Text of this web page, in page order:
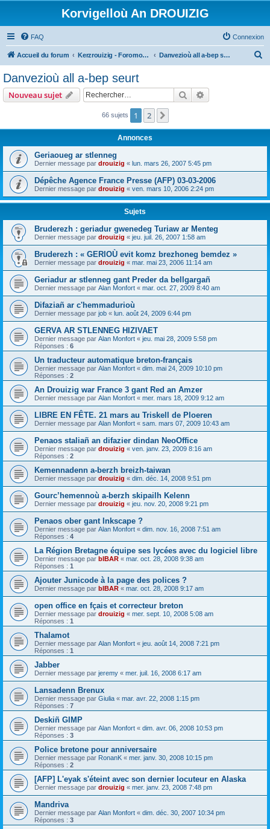
Korvigelloù An DROUIZIG
FAQ Connexion
Accueil du forum Kerzrouizig - Foromoù An Drouizig Danvezioù all a-bep seurt
e
Danvezioù all a-bep seurt
Nouveau sujet Rechercher
66 sujets 1 2
Annonces
Geriaoueg ar stlenneg
Dernier message par drouizig « lun. mars 26, 2007 5:45 pm
Dépêche Agence France Presse (AFP) 03-03-2006
Dernier message par drouizig « ven. mars 10, 2006 2:24 pm
Sujets
Bruderezh : geriadur gwenedeg Turiaw ar Menteg
Dernier message par drouizig « jeu. juil. 26, 2007 1:58 am
Bruderezh : « GERIOÙ evit komz brezhoneg bemdez »
Dernier message par drouizig « mar. mai 23, 2006 11:14 am
Geriadur ar stlenneg gant Preder da bellgargañ
Dernier message par Alan Monfort « mar. oct. 27, 2009 8:40 am
Difaziañ ar c'hemmadurioù
Dernier message par job « lun. août 24, 2009 6:44 pm
GERVA AR STLENNEG HIZIVAET
Dernier message par Alan Monfort « jeu. mai 28, 2009 5:58 pm
Réponses : 6
Un traducteur automatique breton-français
Dernier message par Alan Monfort « dim. mai 24, 2009 10:10 pm
Réponses : 2
An Drouizig war France 3 gant Red an Amzer
Dernier message par Alan Monfort « mer. mars 18, 2009 9:12 am
LIBRE EN FÊTE. 21 mars au Triskell de Ploeren
Dernier message par Alan Monfort « sam. mars 07, 2009 10:43 am
Penaos staliañ an difazier dindan NeoOffice
Dernier message par drouizig « ven. janv. 23, 2009 8:16 am
Réponses : 2
Kemennadenn a-berzh breizh-taiwan
Dernier message par drouizig « dim. déc. 14, 2008 9:51 pm
Gourc’hemennoù a-berzh skipailh Kelenn
Dernier message par drouizig « jeu. nov. 20, 2008 9:21 pm
Penaos ober gant Inkscape ?
Dernier message par Alan Monfort « dim. nov. 16, 2008 7:51 am
Réponses : 4
La Région Bretagne équipe ses lycées avec du logiciel libre
Dernier message par bIBAR « mar. oct. 28, 2008 9:38 am
Réponses : 1
Ajouter Junicode à la page des polices ?
Dernier message par bIBAR « mar. oct. 28, 2008 9:17 am
open office en fçais et correcteur breton
Dernier message par drouizig « mer. sept. 10, 2008 5:08 am
Réponses : 1
Thalamot
Dernier message par Alan Monfort « jeu. août 14, 2008 7:21 pm
Réponses : 1
Jabber
Dernier message par jeremy « mer. juil. 16, 2008 6:17 am
Lansadenn Brenux
Dernier message par Giulia « mar. avr. 22, 2008 1:15 pm
Réponses : 7
Deskiñ GIMP
Dernier message par Alan Monfort « dim. avr. 06, 2008 10:53 pm
Réponses : 3
Police bretone pour anniversaire
Dernier message par RonanK « mer. janv. 30, 2008 10:15 pm
Réponses : 2
[AFP] L'eyak s'éteint avec son dernier locuteur en Alaska
Dernier message par drouizig « mer. janv. 23, 2008 7:48 pm
Mandriva
Dernier message par Alan Monfort « dim. déc. 30, 2007 10:34 pm
Réponses : 3